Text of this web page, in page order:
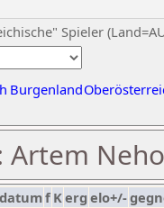
Spieler
Burgenland
Artem
datumf Kerg elo+/-